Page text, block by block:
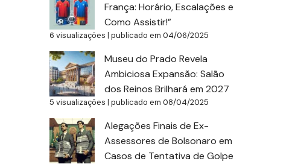
França: Horário, Escalações e
Como Assistir!”
6 visualizações | publicado em 04/06/2025
Museu do Prado Revela
Ambiciosa Expansão: Salão
dos Reinos Brilhará em 2027
5 visualizações | publicado em 08/04/2025
Alegações Finais de Ex-
Assessores de Bolsonaro em
Casos de Tentativa de Golpe